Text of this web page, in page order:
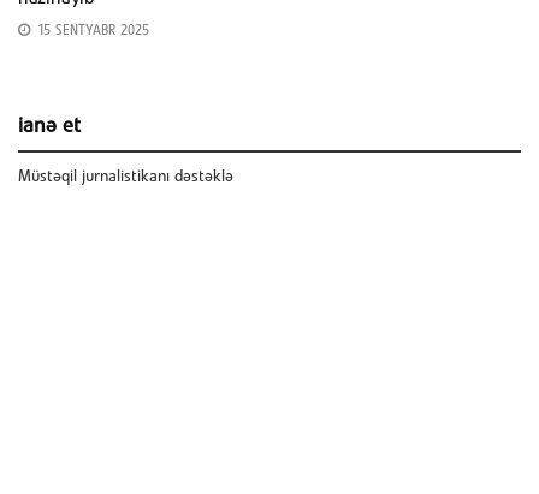
15 SENTYABR 2025
ianə et
Müstəqil jurnalistikanı dəstəklə